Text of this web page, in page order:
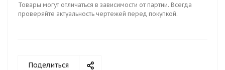
Товары могут отличаться в зависимости от партии. Всегда
проверяйте актуальность чертежей перед покупкой.
Поделиться